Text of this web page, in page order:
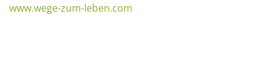
www.wege-zum-leben.com